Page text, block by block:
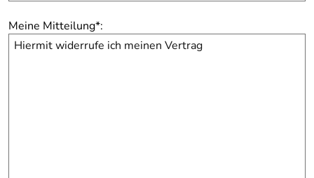
Meine Mitteilung*: